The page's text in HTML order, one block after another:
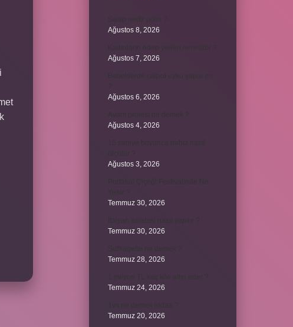
Ağustos 8, 2026
Ağustos 7, 2026
Ağustos 6, 2026
Ağustos 4, 2026
Ağustos 3, 2026
Temmuz 30, 2026
Temmuz 30, 2026
Temmuz 28, 2026
Temmuz 24, 2026
Temmuz 20, 2026